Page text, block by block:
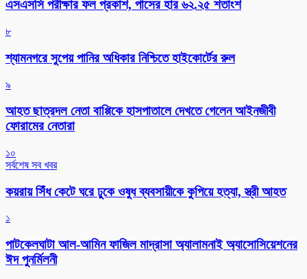
এসএসসি পরীক্ষার ফল প্রকাশ, পাসের হার ৬২.২৫ শতাংশ
৮
শ্যামনগরে সুপেয় পানির অধিকার নিশ্চিতে হাইকোর্টের রুল
৯
আহত ছাত্রদল নেতা বাপ্পিকে হাসপাতালে দেখতে গেলেন আইনজীবী
ফোরামের নেতারা
১০
সর্বশেষ সব খবর
কয়রায় সিঁধ কেটে ঘরে ঢুকে ওষুধ ব্যবসায়ীকে কুপিয়ে হত্যা, স্ত্রী আহত
১
পাটকেলঘাটা আল-আমিন ফাজিল মাদ্রাসা অ্যালামনাই অ্যাসোসিয়েশনের
ঈদ পুনর্মিলনী